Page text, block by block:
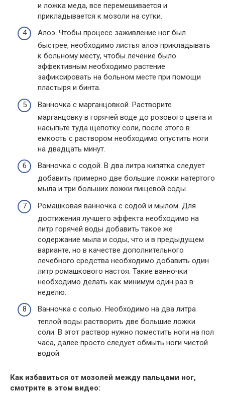
и ложка меда, все перемешивается и
прикладывается к мозоли на сутки.
Алоэ. Чтобы процесс заживление ног был
быстрее, необходимо листья алоэ прикладывать
к больному месту, чтобы лечение было
эффективным необходимо растение
зафиксировать на больном месте при помощи
пластыря и бинта.
Ванночка с марганцовкой. Растворите
марганцовку в горячей воде до розового цвета и
насыпьте туда щепотку соли, после этого в
емкость с раствором необходимо опустить ноги
на двадцать минут.
Ванночка с содой. В два литра кипятка следует
добавить примерно две большие ложки натертого
мыла и три больших ложки пищевой соды.
Ромашковая ванночка с содой и мылом. Для
достижения лучшего эффекта необходимо на
литр горячей воды добавить такое же
содержание мыла и соды, что и в предыдущем
варианте, но в качестве дополнительного
лечебного средства необходимо добавить один
литр ромашкового настоя. Такие ванночки
необходимо делать как минимум один раз в
неделю.
Ванночка с солью. Необходимо на два литра
теплой воды растворить две большие ложки
соли. В этот раствор нужно поместить ноги на пол
часа, далее просто следует обмыть ноги чистой
водой.
Как избавиться от мозолей между пальцами ног,
смотрите в этом видео: